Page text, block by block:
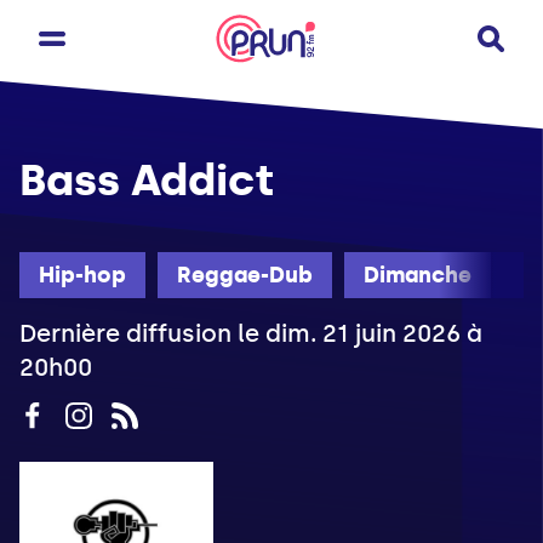
Hip-hop Reggae-Dub Dimanche
Bass Addict
Dernière diffusion le dim. 21 juin 2026 à
20h00